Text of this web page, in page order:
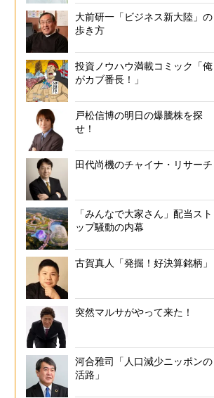
大前研一「ビジネス新大陸」の
歩き方
投資ノウハウ満載コミック「俺
がカブ番長！」
戸松信博の明日の爆騰株を探
せ！
田代尚機のチャイナ・リサーチ
「みんなで大家さん」配当スト
ップ騒動の内幕
古賀真人「発掘！好決算銘柄」
突然マルサがやって来た！
河合雅司「人口減少ニッポンの
活路」